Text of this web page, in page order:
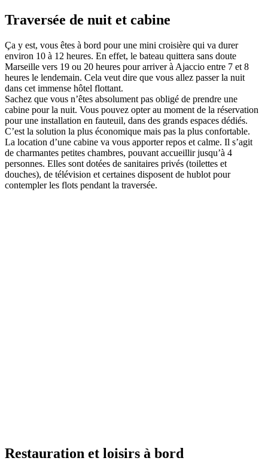
Traversée de nuit et cabine
Ça y est, vous êtes à bord pour une mini croisière qui va durer
environ 10 à 12 heures. En effet, le bateau quittera sans doute
Marseille vers 19 ou 20 heures pour arriver à Ajaccio entre 7 et 8
heures le lendemain. Cela veut dire que vous allez passer la nuit
dans cet immense hôtel flottant.
Sachez que vous n’êtes absolument pas obligé de prendre une
cabine pour la nuit. Vous pouvez opter au moment de la réservation
pour une installation en fauteuil, dans des grands espaces dédiés.
C’est la solution la plus économique mais pas la plus confortable.
La location d’une cabine va vous apporter repos et calme. Il s’agit
de charmantes petites chambres, pouvant accueillir jusqu’à 4
personnes. Elles sont dotées de sanitaires privés (toilettes et
douches), de télévision et certaines disposent de hublot pour
contempler les flots pendant la traversée.
Restauration et loisirs à bord